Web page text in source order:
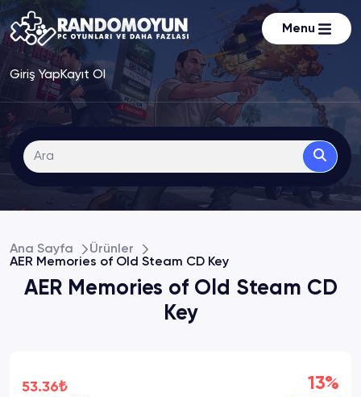
Menu
Giriş YapKayıt Ol
Ana Sayfa
Ürünler
AER Memories of Old Steam CD Key
AER Memories of Old Steam CD
Key
53.36₺ 13%